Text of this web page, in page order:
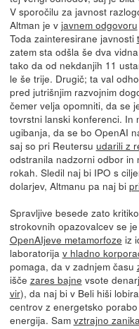
V sporočilu za javnost
Altman je v javnem odgovoru
Toda zainteresirane javnosti
zatem sta odšla še dva
tako da od nekdanjih 11
le še trije. Drugič; ta val
pred jutrišnjim razvojnim
čemer velja opomniti, da se
tovrstni lanski konferenci. In
ugibanja, da se bo OpenAI
saj so pri Reutersu udarili z
odstranila nadzorni odbor in
rokah. Sledil naj bi IPO s
dolarjev, Altmanu pa naj bi
Spravljive besede zato
strokovnih opazovalcev se
OpenAIjeve metamorfoze iz
laboratorija v hladno
pomaga, da v zadnjem času
išče zares bajne vsote
vir), da naj bi v Beli hiši
centrov z energetsko
energija. Sam vztrajno